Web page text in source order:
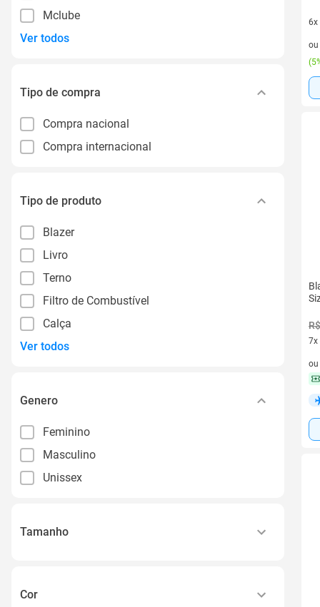
Mclube
Ver todos
Tipo de compra
Compra nacional
Compra internacional
Tipo de produto
Blazer
Livro
Terno
Filtro de Combustível
Calça
Ver todos
Genero
Feminino
Masculino
Unissex
Tamanho
Cor
6x
6
ou
(
7x
7
ou